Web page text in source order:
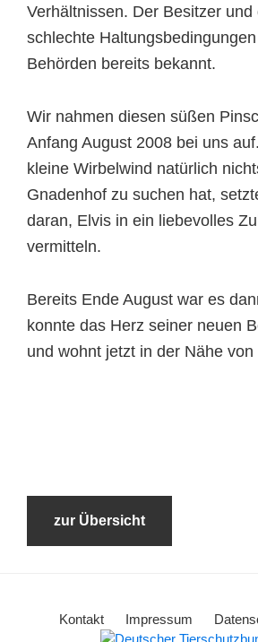
Verhältnissen. Der Besitzer und
schlechte
Behörden bereits bekannt.
Wir nahmen diesen süßen
Anfang August 2008 bei uns
kleine Wirbelwind natürlich
Gnadenhof zu suchen hat,
daran, Elvis in ein liebevolles
vermitteln.
Bereits Ende August war es
konnte das Herz seiner neuen
und wohnt jetzt in der Nähe von
zur Übersicht
Kontakt Impressum